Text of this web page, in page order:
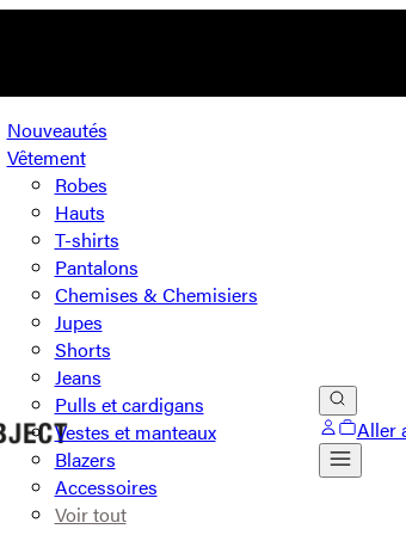
Nouveautés
Vêtement
Robes
Hauts
T-shirts
Pantalons
Chemises & Chemisiers
Jupes
Shorts
Jeans
Pulls et cardigans
Vestes et manteaux
Blazers
Accessoires
Voir tout
Aller